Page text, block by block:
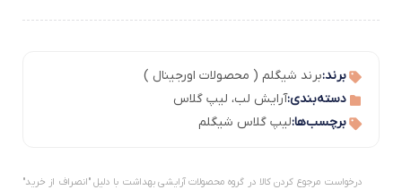
برند:برند شیگلم ( محصولات اورجینال )
دسته‌بندی:آرایش لب، لیپ گلاس
برچسب‌ها:لیپ گلاس شیگلم
درخواست مرجوع کردن کالا در گروه محصولات آرایشی بهداشت با دلیل "انصراف از خرید"